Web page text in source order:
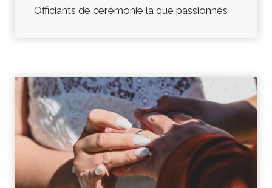
Officiants de cérémonie laïque passionnés